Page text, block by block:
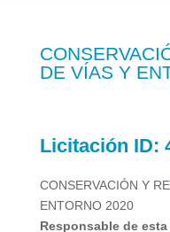
DE VÍAS Y
Licitación ID:
CONSERVACIÓN Y
ENTORNO 2020
Responsable de